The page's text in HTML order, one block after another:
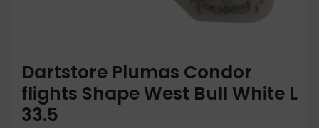
Dartstore Plumas Condor
flights Shape West Bull White L
33.5